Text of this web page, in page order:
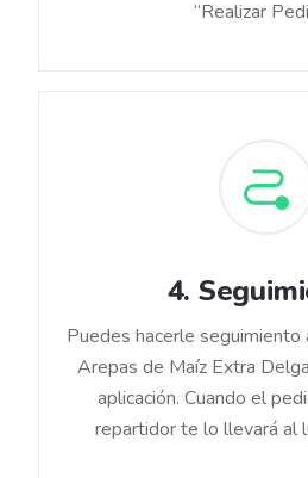
“Realizar
4.
Puedes hacerle
Arepas de Maíz Extra
aplicación. Cuando el
repartidor te lo llevará al